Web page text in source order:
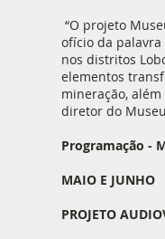
“O projeto
ofício da palavra
nos distritos
elementos
mineração,
diretor do
Programação -
MAIO E JUNHO
PROJETO